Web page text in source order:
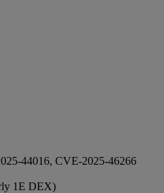
44016, CVE-2025-46266
1E DEX)